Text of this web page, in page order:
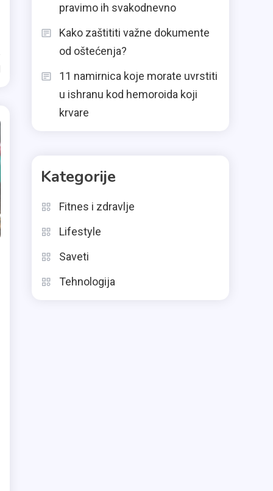
pravimo ih svakodnevno
Kako zaštititi važne dokumente
od oštećenja?
11 namirnica koje morate uvrstiti
u ishranu kod hemoroida koji
krvare
Kategorije
Fitnes i zdravlje
Lifestyle
Saveti
Tehnologija